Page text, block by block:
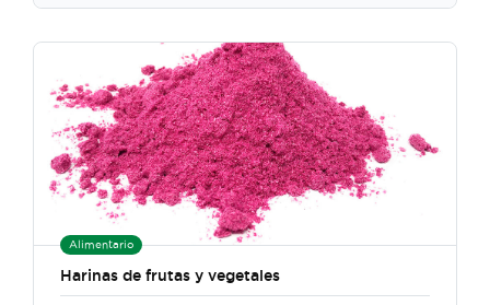
Alimentario
Harinas de frutas y vegetales